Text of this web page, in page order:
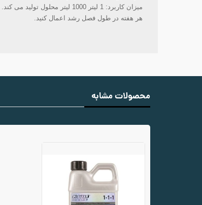
میزان کاربرد: 1 لیتر 1000 لیتر محلول تولید می کند. per قاشق چایخوری در هر 1.25 قطعه آب (1 میلی لیتر / 1 لیتر) مخلوط کنید.
هر هفته در طول فصل رشد اعمال کنید.
محصولات مشابه